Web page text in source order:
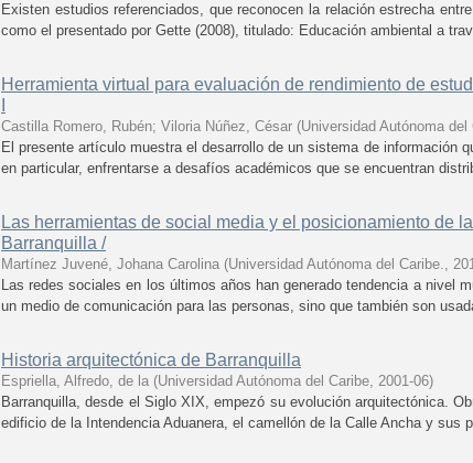
Existen estudios referenciados, que reconocen la relación estrecha
como el presentado por Gette (2008), titulado: Educación ambiental a
Herramienta virtual para evaluación de rendimiento de
Castilla Romero, Rubén; Viloria Núñez, César (Universidad Autónoma del
El presente artículo muestra el desarrollo de un sistema de información
en particular, enfrentarse a desafíos académicos que se encuentran
Las herramientas de social media y el posicionamiento de
Barranquilla /
Martínez Juvené, Johana Carolina (Universidad Autónoma del Caribe.,
Las redes sociales en los últimos años han generado tendencia a nivel
un medio de comunicación para las personas, sino que también son
Historia arquitectónica de Barranquilla
Espriella, Alfredo, de la (Universidad Autónoma del Caribe, 2001-06)
Barranquilla, desde el Siglo XIX, empezó su evolución arquitectónica.
edificio de la Intendencia Aduanera, el camellón de la Calle Ancha y sus